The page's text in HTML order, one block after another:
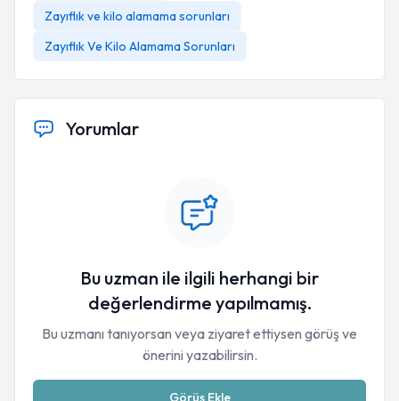
Zayıflık ve kilo alamama sorunları
Zayıflık Ve Kilo Alamama Sorunları
Yorumlar
Bu uzman ile ilgili herhangi bir
değerlendirme yapılmamış.
Bu uzmanı tanıyorsan veya ziyaret ettiysen görüş ve
önerini yazabilirsin.
Görüş Ekle